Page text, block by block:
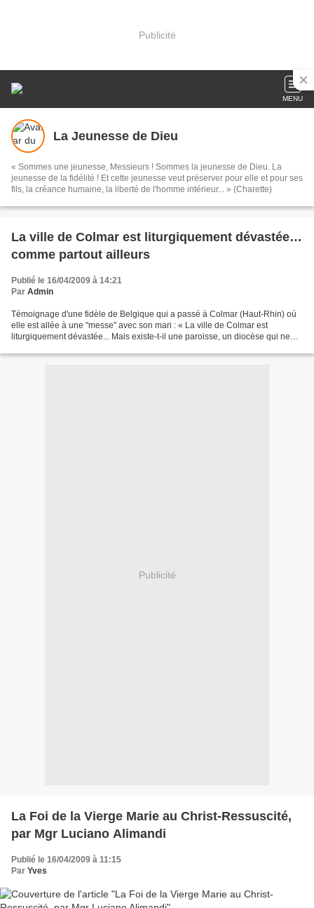
Publicité
MENU
La Jeunesse de Dieu
« Sommes une jeunesse, Messieurs ! Sommes la jeunesse de Dieu. La
jeunesse de la fidélité ! Et cette jeunesse veut préserver pour elle et pour ses
fils, la créance humaine, la liberté de l'homme intérieur... » (Charette)
La ville de Colmar est liturgiquement dévastée…
comme partout ailleurs
Publié le 16/04/2009 à 14:21
Par Admin
Témoignage d'une fidèle de Belgique qui a passé à Colmar (Haut-Rhin) où
elle est allée à une "messe" avec son mari : « La ville de Colmar est
liturgiquement dévastée... Mais existe-t-il une paroisse, un diocèse qui ne
Publicité
La Foi de la Vierge Marie au Christ-Ressuscité,
par Mgr Luciano Alimandi
Publié le 16/04/2009 à 11:15
Par Yves